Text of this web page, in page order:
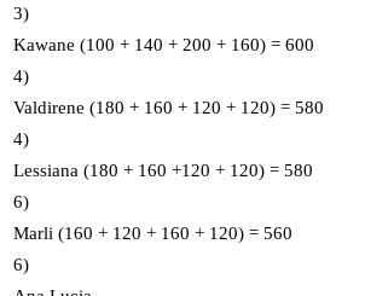
3)
Kawane (100 + 140 + 200 + 160) = 600
4)
Valdirene (180 + 160 + 120 + 120) = 580
4)
Lessiana (180 + 160 +120 + 120) = 580
6)
Marli (160 + 120 + 160 + 120) = 560
6)